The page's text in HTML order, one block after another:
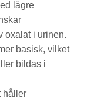
lägre
oxalat i urinen.
basisk, vilket
bildas i
håller